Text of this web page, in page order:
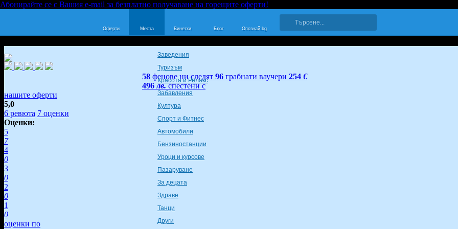
Абонирайте се с Вашия e-mail за безплатно получаване на горещите оферти!
Оферти Места Винетки Блог Опознай.bg
58 фенове ни следят 96 грабнати ваучери 254 €
496лв. спестени с
нашите оферти
5,0
6 ревюта 7 оценки
Оценки:
5
7
4
0
3
0
2
0
1
0
оценки по
Заведения
Туризъм
Красота и Релакс
Забавления
Култура
Спорт и Фитнес
Автомобили
Бензиностанции
Уроци и курсове
Пазаруване
За децата
Здраве
Танци
Други